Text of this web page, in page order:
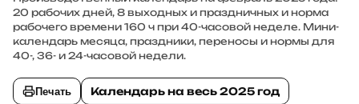
20 рабочих дней, 8 выходных и праздничных и норма
рабочего времени 160 ч при 40-часовой неделе. Мини-
календарь месяца, праздники, переносы и нормы для
40-, 36- и 24-часовой недели.
Печать Календарь на весь 2025 год